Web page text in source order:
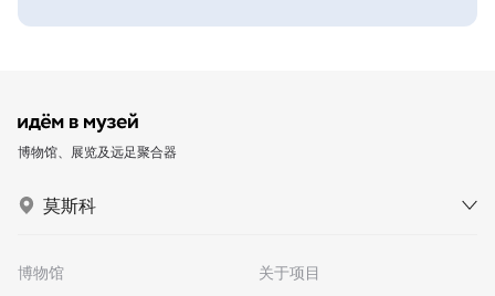
博物馆、展览及远足聚合器
莫斯科
博物馆
关于项目